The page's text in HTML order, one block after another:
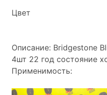
Цвет
Описание: Bridgestone
4шт 22 год состояние
Применимость: